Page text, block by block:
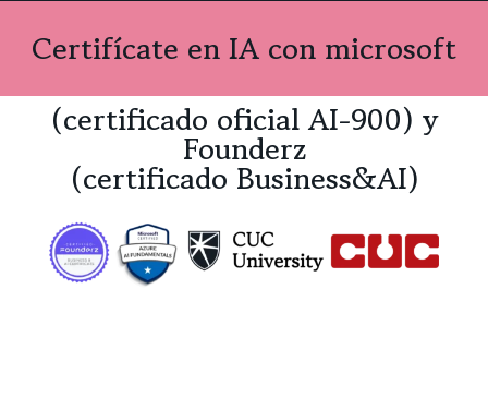
Certifícate en IA con microsoft
(certificado oficial AI-900) y
Founderz
(certificado Business&AI)